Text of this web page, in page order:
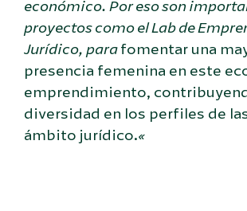
económico. Por eso son
proyectos como el Lab de
Jurídico, parafomentar una
presencia femenina en este
emprendimiento,
diversidad en los perfiles de
ámbito jurídico.«